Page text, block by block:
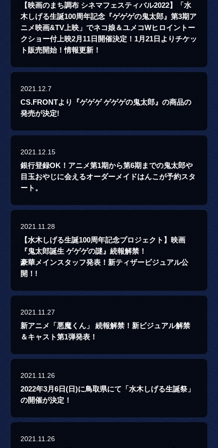
【映画のまち調布 シネマフェスティバル2022】「水
木しげる生誕100周年記念『ゲゲゲの鬼太郎』第3期ア
ニメ映画&TV上映」でネコ娘＆ユメコWヒロイントー
クショー付上映2月11日開催決定！1月21日よりチケッ
ト販売開始！情報更新！
2021.12.7
CS.FRONTより『ゲゲゲ ゲゲゲの鬼太郎』の商品の
発売が決定!
2021.12.15
銀行登録OK！アニメ第1期から第6期までの鬼太郎や
目玉おやじに会えるオーダーメイドはんこが予約スタ
ート。
2021.11.28
【水木しげる生誕100周年記念プロジェクト】映画
『鬼太郎誕生 ゲゲゲの謎』続報解禁！
豪華メインスタッフ発表！新ティザービジュアル公
開！!
2021.11.27
新アニメ「悪魔くん」 続報解禁！新ビジュアル解禁
＆キャスト第1弾発表！
2021.11.26
2022年3月6日(日)に鳥取県にて「水木しげる生誕祭」
の開催が決定！
2021.11.26